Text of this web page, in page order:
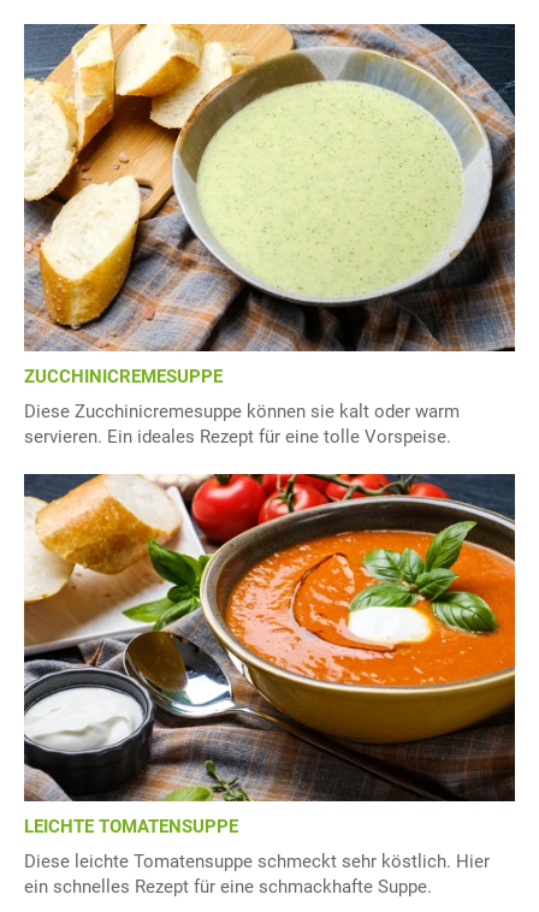
ZUCCHINICREMESUPPE
Diese Zucchinicremesuppe können sie kalt oder warm
servieren. Ein ideales Rezept für eine tolle Vorspeise.
LEICHTE TOMATENSUPPE
Diese leichte Tomatensuppe schmeckt sehr köstlich. Hier
ein schnelles Rezept für eine schmackhafte Suppe.